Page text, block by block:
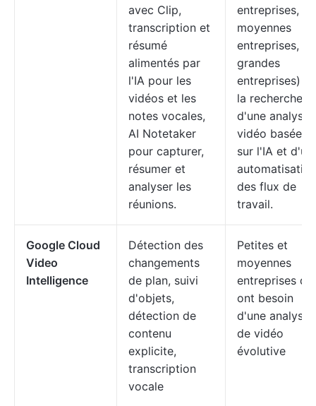
avec Clip,
transcription et
résumé
alimentés par
l'IA pour les
vidéos et les
notes vocales,
AI Notetaker
pour capturer,
résumer et
analyser les
réunions.
entreprises,
moyennes
entreprises,
grandes
entreprises) à
la recherche
d'une analyse
vidéo basée
sur l'IA et
automatisation
des flux de
travail.
Google Cloud
Video
Intelligence
Détection des
changements
de plan, suivi
d'objets,
détection de
contenu
explicite,
transcription
vocale
Petites et
moyennes
entreprises qui
ont besoin
d'une analyse
de vidéo
évolutive